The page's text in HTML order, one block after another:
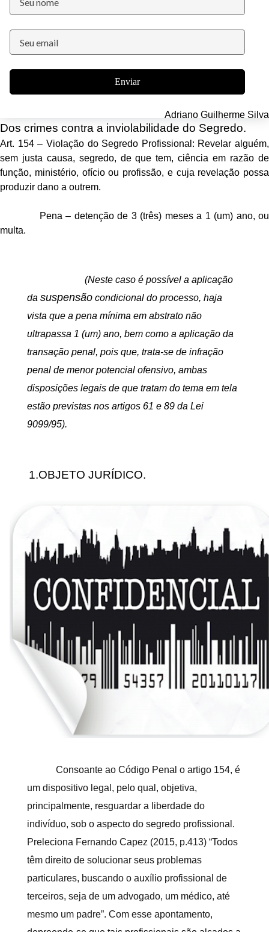
Enviar
Adriano Guilherme Silva
Dos crimes contra a inviolabilidade do Segredo.
Art. 154 – Violação do Segredo Profissional: Revelar alguém,
sem justa causa, segredo, de que tem, ciência em razão de
função, ministério, ofício ou profissão, e cuja revelação possa
produzir dano a outrem.
Pena – detenção de 3 (três) meses a 1 (um) ano, ou
multa.
(Neste caso é possível a aplicação
da suspensãocondicional do processo, haja
vista que a pena mínima em abstrato não
ultrapassa 1 (um) ano, bem como a aplicação da
transação penal, pois que, trata-se de infração
penal de menor potencial ofensivo, ambas
disposições legais de que tratam do tema em tela
estão previstas nos artigos 61 e 89 da Lei
9099/95).
1.OBJETO JURÍDICO.
Consoante ao Código Penal o artigo 154, é
um dispositivo legal, pelo qual, objetiva,
principalmente, resguardar a liberdade do
indivíduo, sob o aspecto do segredo profissional.
Preleciona Fernando Capez (2015, p.413) “Todos
têm direito de solucionar seus problemas
particulares, buscando o auxílio profissional de
terceiros, seja de um advogado, um médico, até
mesmo um padre”. Com esse apontamento,